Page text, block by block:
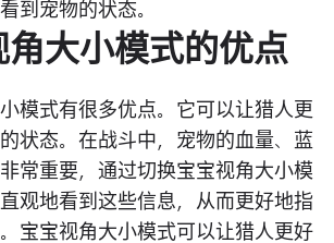
到宠物的状态。
大小模式的优点
模式有很多优点。它可以让猎人更
状态。在战斗中，宠物的血量、蓝
常重要，通过切换宝宝视角大小模
观地看到这些信息，从而更好地指
宝宝视角大小模式可以让猎人更好